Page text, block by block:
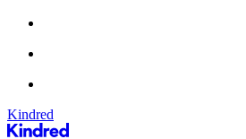
Kindred